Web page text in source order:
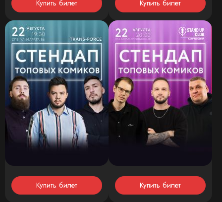
Купить билет Купить билет
Купить билет Купить билет